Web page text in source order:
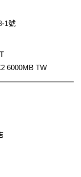
1號
6000MB TW